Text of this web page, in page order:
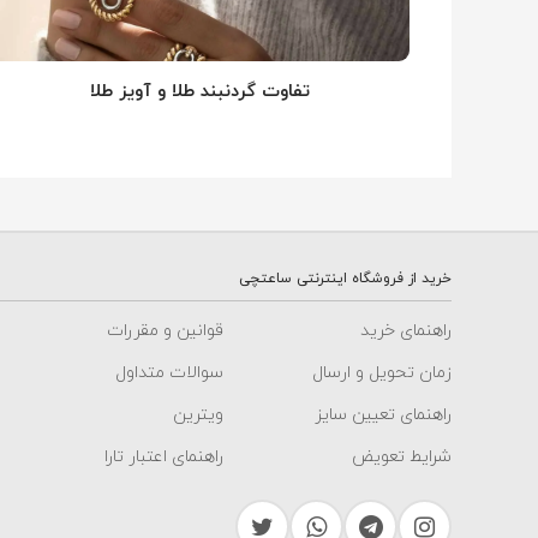
تفاوت گردنبند طلا و آویز طلا
خرید از فروشگاه اینترنتی ساعتچی
راهنمای خرید
قوانین و مقررات
زمان تحویل و ارسال
سوالات متداول
راهنمای تعیین سایز
ویترین
شرایط تعویض
راهنمای اعتبار تارا